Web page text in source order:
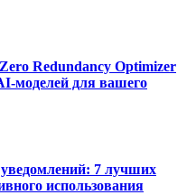
Redundancy Optimizer
моделей для вашего
7 лучших
использования